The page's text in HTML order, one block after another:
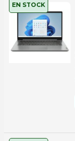
EN STOCK